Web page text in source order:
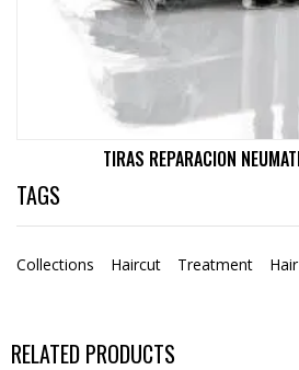
TIRAS REPARACION
TAGS
Collections Haircut Treatment Hair
RELATED PRODUCTS